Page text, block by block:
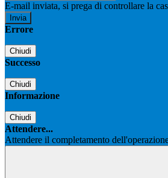
E-mail inviata, si prega di controllare la
Errore
Chiudi
Successo
Chiudi
Informazione
Chiudi
Attendere...
Attendere il completamento